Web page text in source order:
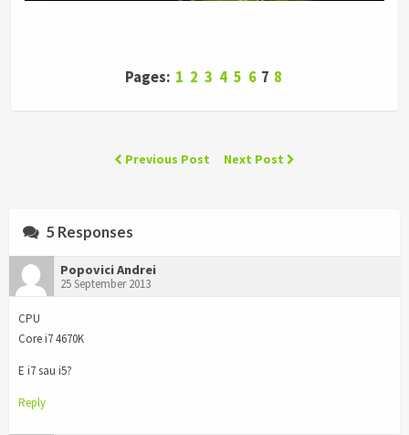
Pages: 1 2 3 4 5 6 7 8
Previous Post Next Post
5 Responses
Popovici Andrei
25 September 2013
CPU
Core i7 4670K
E i7 sau i5?
Reply